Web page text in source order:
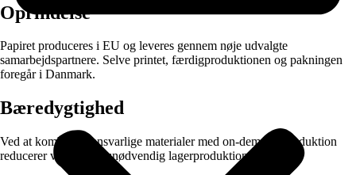
Oprindelse
Papiret produceres i EU og leveres gennem nøje udvalgte
samarbejdspartnere. Selve printet, færdigproduktionen og pakningen
foregår i Danmark.
Bæredygtighed
Ved at kombinere ansvarlige materialer med on-demand produktion
reducerer vi spild og unødvendig lagerproduktion.